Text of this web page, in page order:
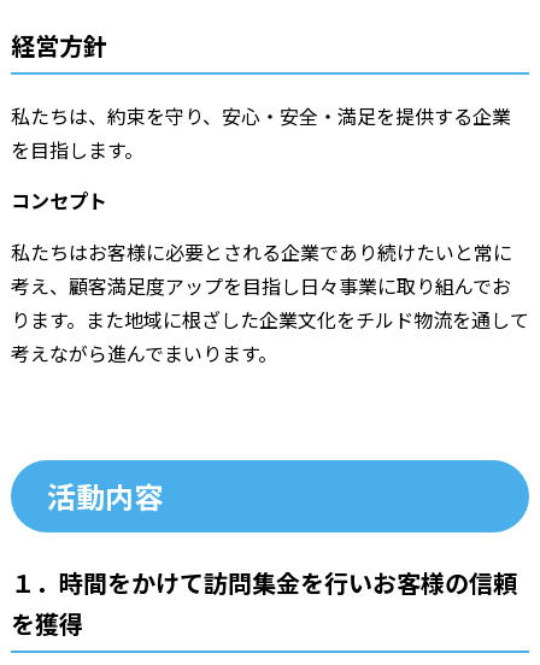
経営方針
私たちは、約束を守り、安心・安全・満足を提供する企業
を目指します。
コンセプト
私たちはお客様に必要とされる企業であり続けたいと常に
考え、顧客満足度アップを目指し日々事業に取り組んでお
ります。また地域に根ざした企業文化をチルド物流を通して
考えながら進んでまいります。
活動内容
１．時間をかけて訪問集金を行いお客様の信頼
を獲得